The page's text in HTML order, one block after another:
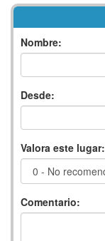
Nombre:
Desde:
Valora este lugar:
Comentario: